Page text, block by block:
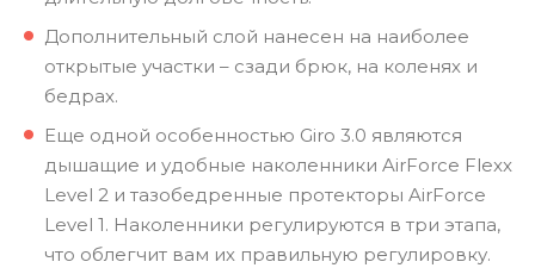
Дополнительный слой нанесен на наиболее
открытые участки – сзади брюк, на коленях и
бедрах.
Еще одной особенностью Giro 3.0 являются
дышащие и удобные наколенники AirForce Flexx
Level 2 и тазобедренные протекторы AirForce
Level 1. Наколенники регулируются в три этапа,
что облегчит вам их правильную регулировку.